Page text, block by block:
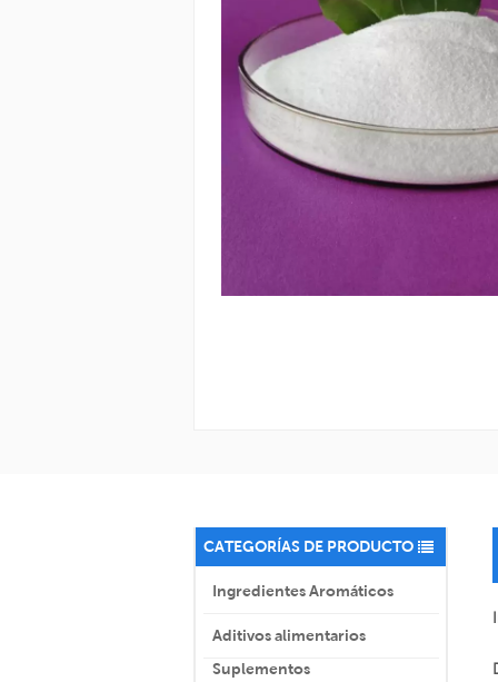
CATEGORÍAS DE PRODUCTO
Ingredientes Aromáticos
Aditivos alimentarios
Suplementos